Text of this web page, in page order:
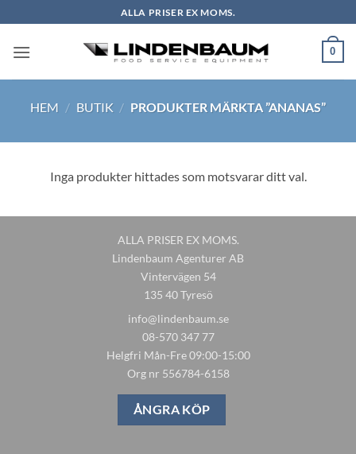
to
content
ALLA PRISER EX MOMS.
0
HEM / BUTIK / PRODUKTER MÄRKTA ”ANANAS”
Inga produkter hittades som motsvarar ditt val.
ALLA PRISER EX MOMS.
Lindenbaum Agenturer AB
Vintervägen 54
135 40 Tyresö
info@lindenbaum.se
08-570 347 77
Helgfri Mån-Fre 09:00-15:00
Org nr 556784-6158
ÅNGRA KÖP